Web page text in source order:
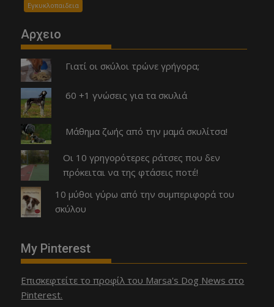
Εγκυκλοπαιδεια
Αρχειο
Γιατί οι σκύλοι τρώνε γρήγορα;
60 +1 γνώσεις για τα σκυλιά
Μάθημα ζωής από την μαμά σκυλίτσα!
Οι 10 γρηγορότερες ράτσες που δεν
πρόκειται να της φτάσεις ποτέ!
10 μύθοι γύρω από την συμπεριφορά του
σκύλου
My Pinterest
Επισκεφτείτε το προφίλ του Marsa's Dog News στο
Pinterest.